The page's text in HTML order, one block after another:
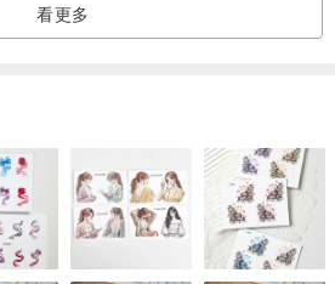
巾、圍巾和包包
看更多